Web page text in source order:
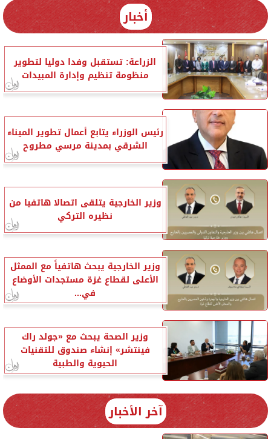
أخبار
الزراعة: تستقبل وفدا دوليا لتطوير
منظومة تنظيم وإدارة المبيدات
رئيس الوزراء يتابع أعمال تطوير الميناء
الشرقي بمدينة مرسي مطروح
وزير الخارجية يتلقى اتصالا هاتفيا من
نظيره التركي
وزير الخارجية يبحث هاتفياً مع الممثل
الأعلى لقطاع غزة مستجدات الأوضاع
في...
وزير الصحة يبحث مع «جولد راك
فينتشر» إنشاء صندوق للتقنيات
الحيوية والطبية
آخر الأخبار